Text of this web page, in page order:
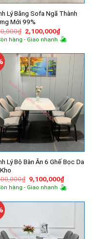
Lý Băng Sofa Ngã Thành
Mới 99%
₫ Giá
gốc
là:
2,100,000₫Giá
hiện
tại
hàng - Giao nhanh
Lý Bộ Bàn Ăn 6 Ghế Bọc Da
₫ Giá
gốc
là:
9,100,000₫Giá
hiện
tại
hàng - Giao nhanh